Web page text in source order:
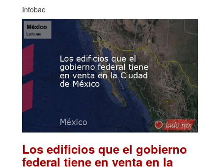
Infobae
Los edificios que el gobierno
federal tiene en venta en la